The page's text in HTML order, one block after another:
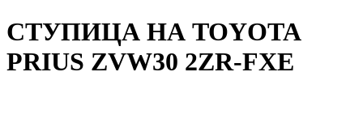
СТУПИЦА НА TOYOTA
PRIUS ZVW30 2ZR-FXE